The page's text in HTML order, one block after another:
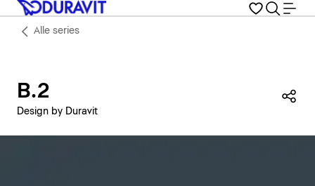
Alle series
B.2
Design by Duravit